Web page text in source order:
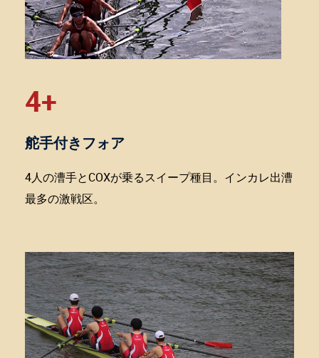
4+
舵手付きフォア
4人の漕手とCOXが乗るスイープ種目。インカレ出漕
最多の激戦区。